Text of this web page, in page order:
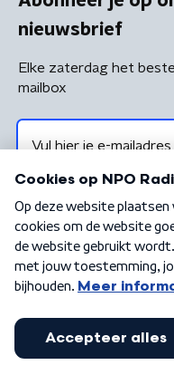
nieuwsbrief
Elke zaterdag het
mailbox
Algemene voorwaarden